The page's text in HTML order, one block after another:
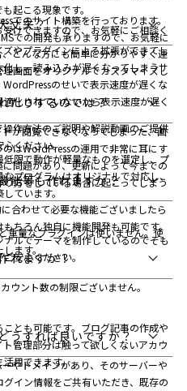
でのサイト構築を行っております。
での開発も承りますので、お気軽に
けできますので、お気軽にご相談く
起こる現象です。
やプラグインによる拡張ができてし
し、読み込みが遅くなってしまうサ
のせいで表示速度が遅くな
化されていないから表示速度が遅く
限で動作が軽量なものを選定し、プ
プログラムはオリジナルで対応し、
ています。
重量なプラグインは使いません。使
ます。
丈夫？
どんな方にも簡単に分かりやすく運
画面をオリジナルでカスタマイズし
作方法のご説明や解説動画のご提供
心ください。
たりするのでは？
が閲覧できなくなってしまった、画
はWordPressの運用で非常に耳にす
問題があり、更新によって今までの
方をしている場合に起こってしまう
ルでテーマを制作しているのでそも
安心ください。
能等も作れますか？
合わせて必要な機能ございましたら
ちろん独自に機能開発も可能です。
れますか？
ウント数の制限ございません。
とも可能です。ブログ記事の作成や
管理部分は触って欲しくないアカウ
用できます。
うすれば良いですか？
やドメインがあり、そのサーバーや
イン情報をご共有いただき、既存の